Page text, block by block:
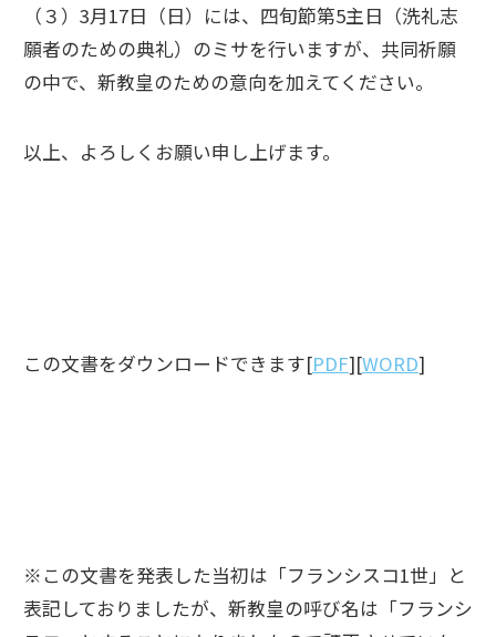
（３）3月17日（日）には、四旬節第5主日（洗礼志
願者のための典礼）のミサを行いますが、共同祈願
の中で、新教皇のための意向を加えてください。
以上、よろしくお願い申し上げます。
この文書をダウンロードできます[PDF][WORD]
※この文書を発表した当初は「フランシスコ1世」と
表記しておりましたが、新教皇の呼び名は「フランシ